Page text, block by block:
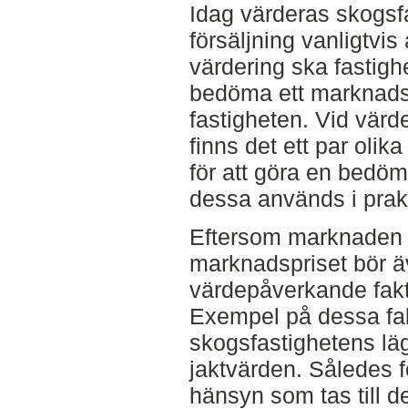
Idag värderas
försäljning vanligtvis
värdering ska
bedöma ett
fastigheten. Vid
finns det ett par
för att göra en
dessa används i
Eftersom
marknadspriset bör
värdepåverkande
Exempel på dessa
skogsfastighetens
jaktvärden. Således
hänsyn som tas till